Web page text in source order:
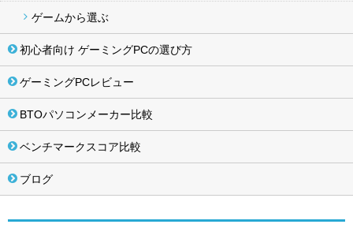
ゲームから選ぶ
初心者向け ゲーミングPCの選び方
ゲーミングPCレビュー
BTOパソコンメーカー比較
ベンチマークスコア比較
ブログ